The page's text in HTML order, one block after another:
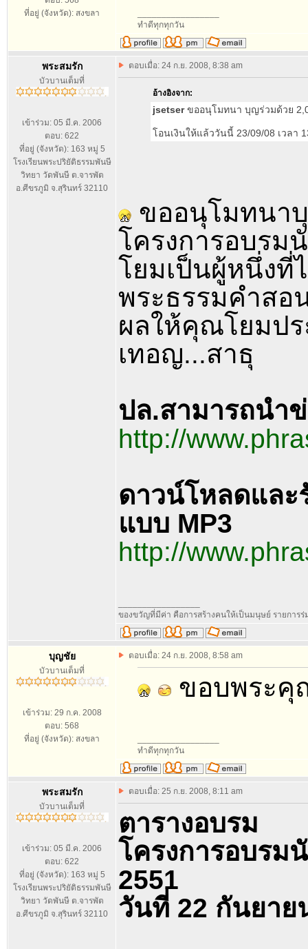
ที่อยู่ (จังหวัด): สงขลา
ทำดีทุกทุกวัน
พระสมรัก
บัวบานเต็มที่
เข้าร่วม: 05 มี.ค. 2006
ตอบ: 622
ที่อยู่ (จังหวัด): 163 หมู่ 5
โรงเรียนพระปริยัติธรรมพันษี
วิทยา วัดพันษี ต.จารพัต
อ.ศีขรภูมิ จ.สุรินทร์ 32110
ตอบเมื่อ: 24 ก.ย. 2008, 8:38 am
อ้างอิงจาก:
jsetserขออนุโมทนา บุญร่วมด้วย
โอนเงินให้แล้ววันนี้ 23/09/08 เวลา
ขออนุโมทนา
โครงการอบร
โยมเป็นผู้หนึ่งที่
พระธรรมคำสอ
ผลให้คุณโยมปร
เทอญ...สาธุ
ปล.สามารถนำ
http://
ดาวน์โหลดและ
แบบ MP3
http://
ของขวัญที่มีค่า คือการสร้างคนให้เป็นมนุษย์ รายการ
บุญชัย
บัวบานเต็มที่
เข้าร่วม: 29 ก.ค. 2008
ตอบ: 568
ที่อยู่ (จังหวัด): สงขลา
ตอบเมื่อ: 24 ก.ย. 2008, 8:58 am
ขอบพระคุ
ทำดีทุกทุกวัน
พระสมรัก
บัวบานเต็มที่
เข้าร่วม: 05 มี.ค. 2006
ตอบ: 622
ที่อยู่ (จังหวัด): 163 หมู่ 5
โรงเรียนพระปริยัติธรรมพันษี
วิทยา วัดพันษี ต.จารพัต
อ.ศีขรภูมิ จ.สุรินทร์ 32110
ตอบเมื่อ: 25 ก.ย. 2008, 8:11 am
ตารางอบรม
โครงการอบรม
2551
วันที่ 22 กันยาย